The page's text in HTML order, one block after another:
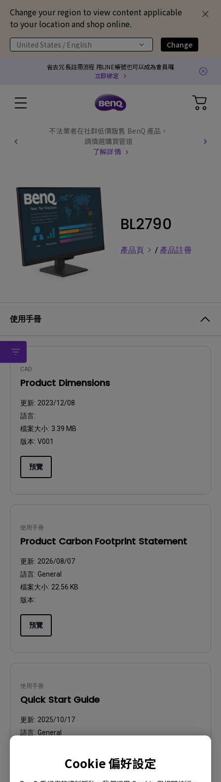
Change your region to view content applicable
to your location and shop online.
United States / English Change
Cookie 偏好設定
省去冗長註冊流程 用LINE帳號也可以成為會員囉
立即綁定
不法業者在社群低價販售 BenQ 產品，
請慎選購買管道
了解詳情
BL2790
產品頁 / 產品註冊
使用手冊
CAD
Product Dimensions
更新: 2023/12/08
語言:
檔案大小: 3.39 MB
版本: V001
預覽
使用手冊
Product Carbon Footprint Statement
更新: 2026/08/07
語言: General
檔案大小: 22.56 KB
版本:
預覽
使用手冊
Quick Start Guide
更新: 2025/10/17
語言: General